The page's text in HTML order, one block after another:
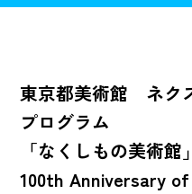
東京都美術館 ネク
プログラム
「なくしもの美術館
100th Anniversary